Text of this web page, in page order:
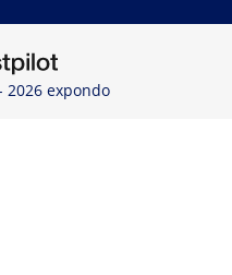
2026 expondo